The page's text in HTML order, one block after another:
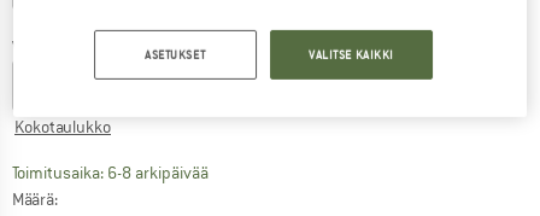
Valitse koko:
S M L XL XXL
Kokotaulukko
Toimitusaika: 6-8 arkipäivääLinkki avautuu tietokentässä ja sisältää
Määrä:
ASETUKSET VALITSE KAIKKI